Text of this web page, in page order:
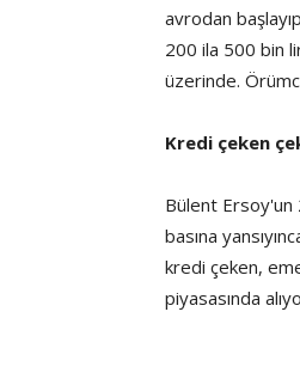
avrodan
200 ila 500 bin
üzerinde.
Kredi çeken
Bülent Ersoy'un
basına
kredi çeken,
piyasasında